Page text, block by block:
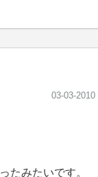
‎03-03-2010
たみたいです。